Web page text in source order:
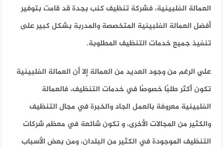
العمالة الفلبينية، فشركة تنظيف كنب بجدة قد قامت بتوفير
أفضل العمالة الفلبينية المتخصصة والمدربة بشكل كبير على
تنفيذ جميع خدمات التنظيف المطلوبة.
علي الرغم من وجود العديد من العمالة إلا أن العمالة الفلبينية
تكون أكثر طلبًا خصوصًا في خدمات التنظيف، فالعمالة
الفلبينية معروفة بالعمل الجاد والخبرة في مجال التنظيف
والكثير من المجالات الأخرى، و تكون شائعة في معظم شركات
التنظيف الموجودة في الكثير من البلدان، ومن بعض الأسباب